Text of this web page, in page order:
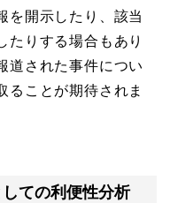
を開示したり、該当
たりする場合もあり
道された事件につい
ることが期待されま
ての利便性分析